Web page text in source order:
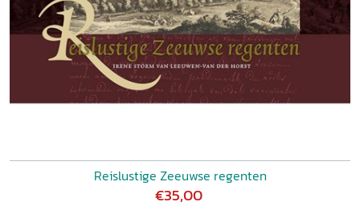
Reislustige Zeeuwse regenten
€35,00